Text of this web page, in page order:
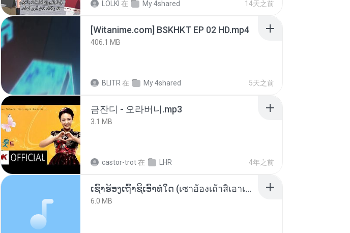
LOLKI 在 My 4shared 14天之前
[Witanime.com] BSKHKT EP 02 HD.mp4
406.1 MB
BLITR 在 My 4shared 5天之前
금잔디 - 오라버니.mp3
3.1 MB
castor-trot在 LHR 4年之前
ເຊົາຮ້ອງເຖົ້າຊິເອົາທໍ່ໃດ (เซาฮ้องเถ้าสิเอาเท่าใด) ບຸນເກີດ ຫນູຫ່ວງ ft. ໂສພາ ຈຸນທະລາ
6.0 MB